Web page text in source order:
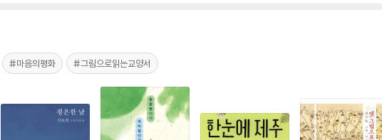
#마음의평화 #그림으로읽는교양서